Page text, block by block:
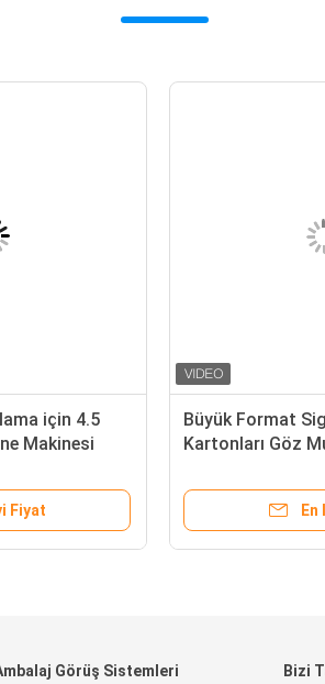
için 4.5
Makinesi
Fiyat
Büyük Format
Kartonları Göz
En
Görüş Sistemleri Bizi